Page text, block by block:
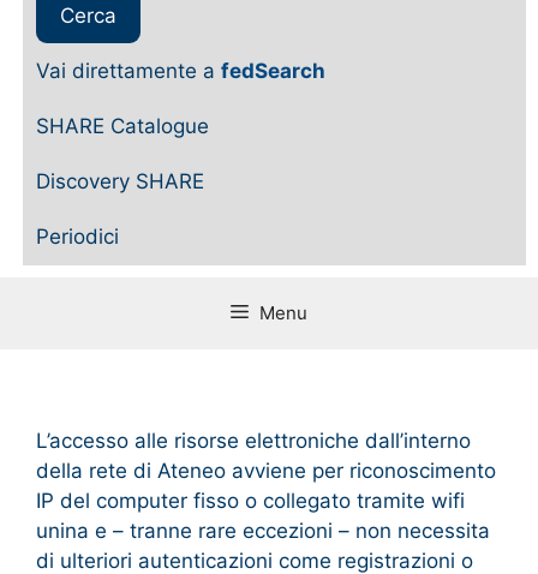
Vai direttamente a fedSearch
SHARE Catalogue
Discovery SHARE
Periodici
Menu
L’accesso alle risorse elettroniche dall’interno
della rete di Ateneo avviene per riconoscimento
IP del computer fisso o collegato tramite wifi
unina e – tranne rare eccezioni – non necessita
di ulteriori autenticazioni come registrazioni o